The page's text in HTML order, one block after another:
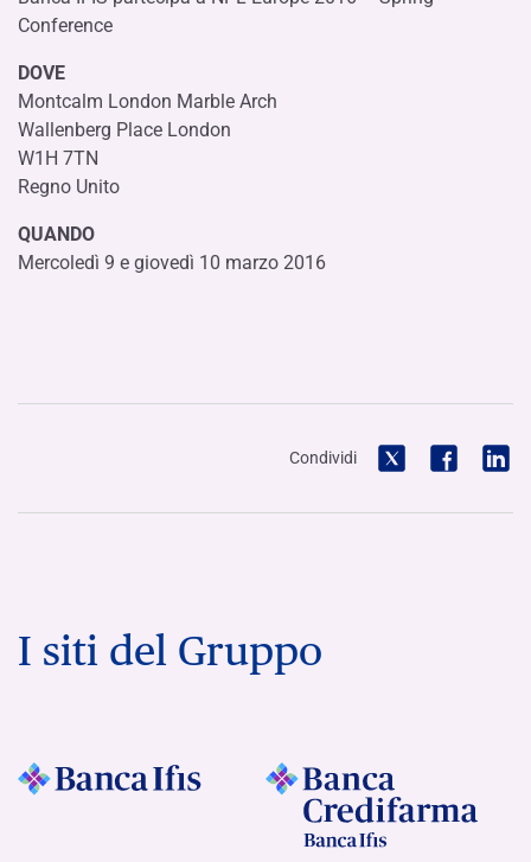
Conference
DOVE
Montcalm London Marble Arch
Wallenberg Place London
W1H 7TN
Regno Unito
QUANDO
Mercoledì 9 e giovedì 10 marzo 2016
Condividi
I siti del Gruppo